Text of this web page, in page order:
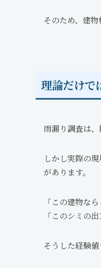
そのため、建
理論だけで
雨漏り調査は
しかし実際の
があります。
「この建物な
「このシミの
そうした経験